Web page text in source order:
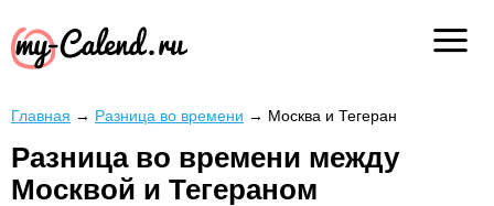
Главная → Разница во времени → Москва и Тегеран
Разница во времени между
Москвой и Тегераном